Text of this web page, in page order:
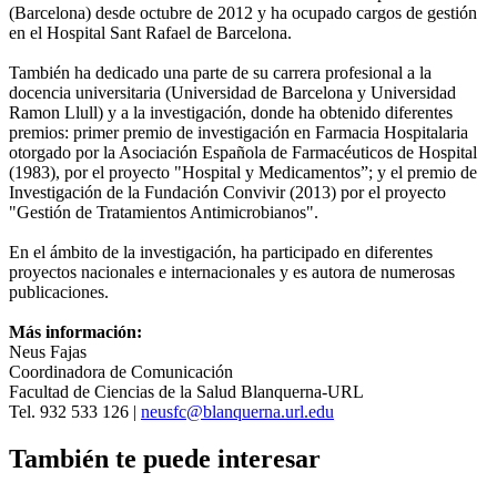
(Barcelona) desde octubre de 2012 y ha ocupado cargos de gestión
en el Hospital Sant Rafael de Barcelona.
También ha dedicado una parte de su carrera profesional a la
docencia universitaria (Universidad de Barcelona y Universidad
Ramon Llull) y a la investigación, donde ha obtenido diferentes
premios: primer premio de investigación en Farmacia Hospitalaria
otorgado por la Asociación Española de Farmacéuticos de Hospital
(1983), por el proyecto "Hospital y Medicamentos”; y el premio de
Investigación de la Fundación Convivir (2013) por el proyecto
"Gestión de Tratamientos Antimicrobianos".
En el ámbito de la investigación, ha participado en diferentes
proyectos nacionales e internacionales y es autora de numerosas
publicaciones.
Más información:
Neus Fajas
Coordinadora de Comunicación
Facultad de Ciencias de la Salud Blanquerna-URL
Tel. 932 533 126 | neusfc@blanquerna.url.edu
También te puede interesar